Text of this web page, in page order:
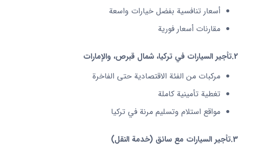
أسعار تنافسية بفضل خيارات واسعة
مقارنات أسعار فورية
2.تأجير السيارات في تركيا، شمال قبرص، والإمارات
مركبات من الفئة الاقتصادية حتى الفاخرة
تغطية تأمينية كاملة
مواقع استلام وتسليم مرنة في تركيا
3.تأجير السيارات مع سائق (خدمة النقل)